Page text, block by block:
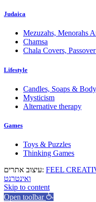
Judaica
Mezuzahs, Menorahs
Chamsa
Chala Covers,
Lifestyle
Candles, Soaps &
Mysticism
Alternative therapy
Games
Toys & Puzzles
Thinking Games
עיצוב אתרים: FEEL
ואינטרנט
Skip to content
Open toolbar